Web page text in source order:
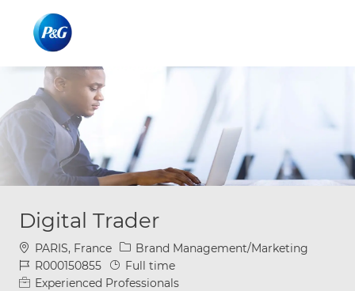
Digital Trader
Location
PARIS, France Category
Brand Management/Marketing
Job IdR000150855 Job Type
Full time
Experienced Professionals